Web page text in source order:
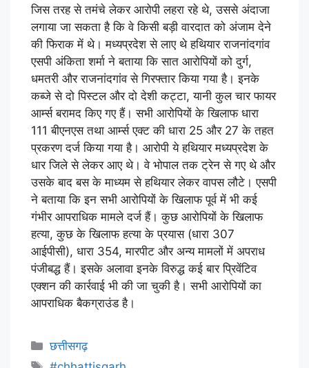
जिस तरह से तमंचे लेकर आरोपी लहरा रहे थे, उससे अंदाजा
लगाया जा सकता है कि वे किसी बड़ी वारदात को अंजाम देने
की फिराक में थे। मध्यप्रदेश से लाए थे हथियार राजनांदगांव
एसपी अंकिता शर्मा ने बताया कि सात आरोपियों को दुर्ग,
धमतरी और राजनांदगांव से गिरफ्तार किया गया है। इनके
कब्जे से दो पिस्टल और दो देशी कट्टा, यानी कुल चार फायर
आर्म्स बरामद किए गए हैं। सभी आरोपियों के खिलाफ धारा
111 बीएनएस तथा आर्म्स एक्ट की धारा 25 और 27 के तहत
प्रकरण दर्ज किया गया है। आरोपी ये हथियार मध्यप्रदेश के
धार जिले से लेकर आए थे। वे भोपाल तक ट्रेन से गए थे और
उसके बाद बस के माध्यम से हथियार लेकर वापस लौटे। एसपी
ने बताया कि इन सभी आरोपियों के खिलाफ पूर्व में भी कई
गंभीर आपराधिक मामले दर्ज हैं। कुछ आरोपियों के खिलाफ
हत्या, कुछ के खिलाफ हत्या के प्रयास (धारा 307
आईपीसी), धारा 354, मारपीट और अन्य मामलों में अपराध
पंजीबद्ध हैं। इसके अलावा इनके विरुद्ध कई बार प्रिवेंटिव
एक्शन की कार्रवाई भी की जा चुकी है। सभी आरोपियों का
आपराधिक बैकग्राउंड है।
छत्तीसगढ़